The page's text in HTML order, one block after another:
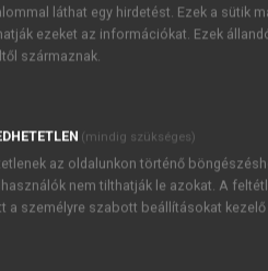
láthat egy hirdetést. Ezek a sütik
ezeket az információkat. Ezek
származnak.
(mindig szükséges)
az oldalunkon történő
nem tilthatják le azokat. A
a személyre szabott beállításokat kezelő